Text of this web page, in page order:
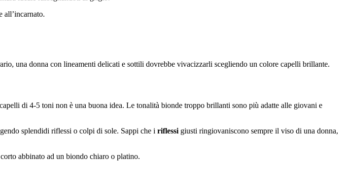
all’incarnato.
una donna con lineamenti delicati e sottili dovrebbe vivacizzarli scegliendo un colore capelli brillante.
di 4-5 toni non è una buona idea. Le tonalità bionde troppo brillanti sono più adatte alle giovani e
splendidi riflessi o colpi di sole. Sappi che i riflessigiusti ringiovaniscono sempre il viso di una donna,
abbinato ad un biondo chiaro o platino.